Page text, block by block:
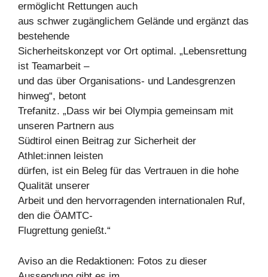
ermöglicht Rettungen auch
aus schwer zugänglichem Gelände und ergänzt das
bestehende
Sicherheitskonzept vor Ort optimal. „Lebensrettung
ist Teamarbeit –
und das über Organisations- und Landesgrenzen
hinweg“, betont
Trefanitz. „Dass wir bei Olympia gemeinsam mit
unseren Partnern aus
Südtirol einen Beitrag zur Sicherheit der
Athlet:innen leisten
dürfen, ist ein Beleg für das Vertrauen in die hohe
Qualität unserer
Arbeit und den hervorragenden internationalen Ruf,
den die ÖAMTC-
Flugrettung genießt.“
Aviso an die Redaktionen: Fotos zu dieser